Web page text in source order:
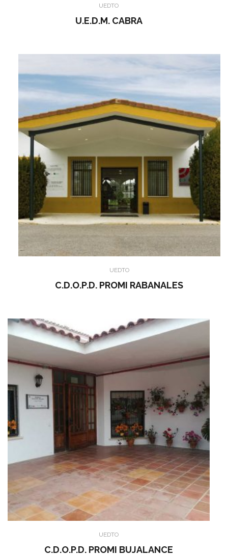
UEDTO
U.E.D.M. CABRA
UEDTO
C.D.O.P.D. PROMI RABANALES
UEDTO
C.D.O.P.D. PROMI BUJALANCE